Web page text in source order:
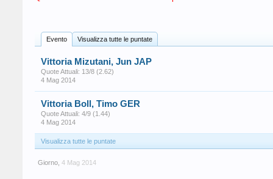
Evento Visualizza tutte le puntate
Vittoria Mizutani, Jun JAP
Quote Attuali: 13/8 (2.62)
4 Mag 2014
Vittoria Boll, Timo GER
Quote Attuali: 4/9 (1.44)
4 Mag 2014
Visualizza tutte le puntate
Giorno 4 Mag 2014